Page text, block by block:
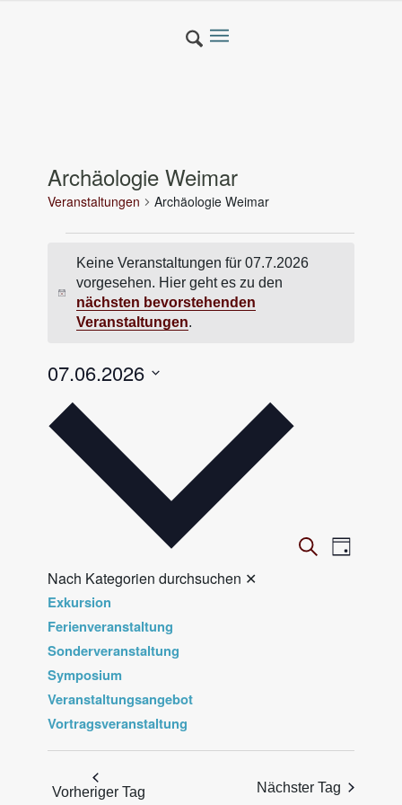
Archäologie Weimar
Veranstaltungen Archäologie Weimar
für
07.7.2026
Hinweis
Keine Veranstaltungen für 07.7.2026
vorgesehen. Hier geht es zu den
nächsten bevorstehenden
Veranstaltungen.
V
t
SucheTag
07.06.2026
Datum
wählen.
Nach Kategorien durchsuchen ✕
Exkursion
Ferienveranstaltung
Sonderveranstaltung
Symposium
Veranstaltungsangebot
Vortragsveranstaltung
Vorheriger Tag Nächster Tag